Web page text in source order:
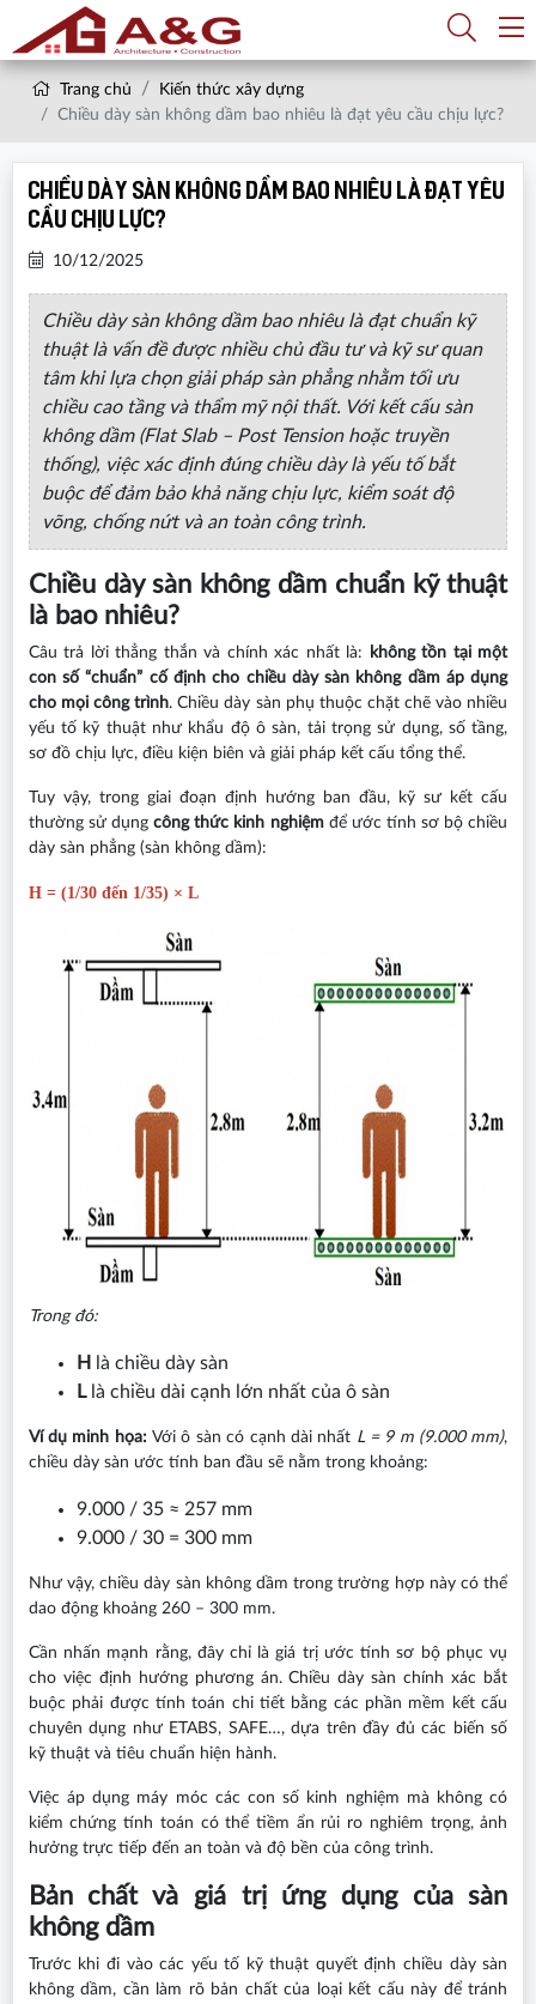
Trang chủ
Kiến thức xây dựng
Chiều dày sàn không dầm bao nhiêu là đạt yêu cầu chịu lực?
Chiều dày sàn không dầm bao nhiêu là đạt yêu
cầu chịu lực?
10/12/2025
Chiều dày sàn không dầm bao nhiêu là đạt chuẩn kỹ
thuật là vấn đề được nhiều chủ đầu tư và kỹ sư quan
tâm khi lựa chọn giải pháp sàn phẳng nhằm tối ưu
chiều cao tầng và thẩm mỹ nội thất. Với kết cấu sàn
không dầm (Flat Slab – Post Tension hoặc truyền
thống), việc xác định đúng chiều dày là yếu tố bắt
buộc để đảm bảo khả năng chịu lực, kiểm soát độ
võng, chống nứt và an toàn công trình.
Chiều dày sàn không dầm chuẩn kỹ thuật
là bao nhiêu?
Câu trả lời thẳng thắn và chính xác nhất là:
không tồn tại một
con số “chuẩn” cố định cho chiều dày sàn không dầm áp dụng
cho mọi công trình. Chiều dày sàn phụ thuộc chặt chẽ vào nhiều
yếu tố kỹ thuật như khẩu độ ô sàn, tải trọng sử dụng, số tầng,
sơ đồ chịu lực, điều kiện biên và giải pháp kết cấu tổng thể.
Tuy vậy, trong giai đoạn định hướng ban đầu, kỹ sư kết cấu
thường sử dụngcông thức kinh nghiệmđể ước tính sơ bộ chiều
dày sàn phẳng (sàn không dầm):
H = (1/30 đến 1/35) × L
Trong đó:
H
là chiều dày sàn
Llà chiều dài cạnh lớn nhất của ô sàn
Ví dụ minh họa:Với ô sàn có cạnh dài nhất L = 9 m (9.000 mm),
chiều dày sàn ước tính ban đầu sẽ nằm trong khoảng:
9.000 / 35 ≈ 257 mm
9.000 / 30 = 300 mm
Như vậy, chiều dày sàn không dầm trong trường hợp này có thể
dao động khoảng 260 – 300 mm.
Cần nhấn mạnh rằng, đây chỉ là giá trị ước tính sơ bộ phục vụ
cho việc định hướng phương án. Chiều dày sàn chính xác bắt
buộc phải được tính toán chi tiết bằng các phần mềm kết cấu
chuyên dụng như ETABS, SAFE…, dựa trên đầy đủ các biến số
kỹ thuật và tiêu chuẩn hiện hành.
Việc áp dụng máy móc các con số kinh nghiệm mà không có
kiểm chứng tính toán có thể tiềm ẩn rủi ro nghiêm trọng, ảnh
hưởng trực tiếp đến an toàn và độ bền của công trình.
Bản chất và giá trị ứng dụng của sàn
không dầm
Trước khi đi vào các yếu tố kỹ thuật quyết định chiều dày sàn
không dầm, cần làm rõ bản chất của loại kết cấu này để tránh